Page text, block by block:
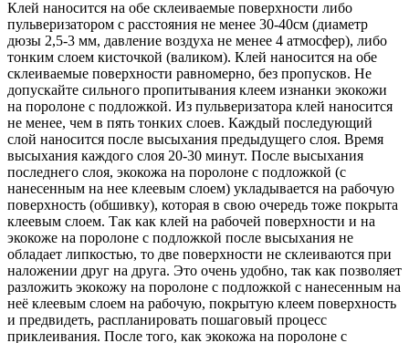
Клей наносится на обе склеиваемые поверхности либо
пульверизатором с расстояния не менее 30-40см (диаметр
дюзы 2,5-3 мм, давление воздуха не менее 4 атмосфер), либо
тонким слоем кисточкой (валиком). Клей наносится на обе
склеиваемые поверхности равномерно, без пропусков. Не
допускайте сильного пропитывания клеем изнанки экокожи
на поролоне с подложкой. Из пульверизатора клей наносится
не менее, чем в пять тонких слоев. Каждый последующий
слой наносится после высыхания предыдущего слоя. Время
высыхания каждого слоя 20-30 минут. После высыхания
последнего слоя, экокожа на поролоне с подложкой (с
нанесенным на нее клеевым слоем) укладывается на рабочую
поверхность (обшивку), которая в свою очередь тоже покрыта
клеевым слоем. Так как клей на рабочей поверхности и на
экокоже на поролоне с подложкой после высыхания не
обладает липкостью, то две поверхности не склеиваются при
наложении друг на друга. Это очень удобно, так как позволяет
разложить экокожу на поролоне с подложкой с нанесенным на
неё клеевым слоем на рабочую, покрытую клеем поверхность
и предвидеть, распланировать пошаговый процесс
приклеивания. После того, как экокожа на поролоне с